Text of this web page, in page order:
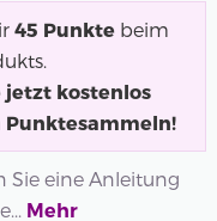
45 Punktebeim
jetzt kostenlos
Sie eine Anleitung
Mehr